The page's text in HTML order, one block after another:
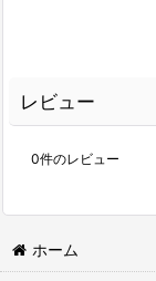
レビュー
0件のレビュー
ホーム